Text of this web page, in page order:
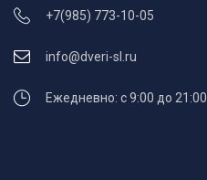
+7(985) 773-10-05
info@dveri-sl.ru
Ежедневно: с 9:00 до 21:00